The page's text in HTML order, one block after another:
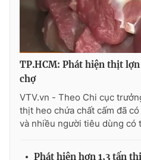
Theo dõi báo trên
Cơ quan chủ quản:Đài Truyền
Cơ quan báo chí:Thời báo VTV
Giấy phép hoạt động báo in và
Tổng Biên tập: Vũ Thanh Thủy
Phó Tổng Biên tập:Nguyễn Thị
Tổng đài VTV: 024.38 355 931 -
TP.HCM: Phát hiện thịt
chợ
VTV.vn - Theo Chi cục
thịt heo chứa chất cấm đã
và nhiều người tiêu dùng có
Phát hiện hơn 1,3 tấn